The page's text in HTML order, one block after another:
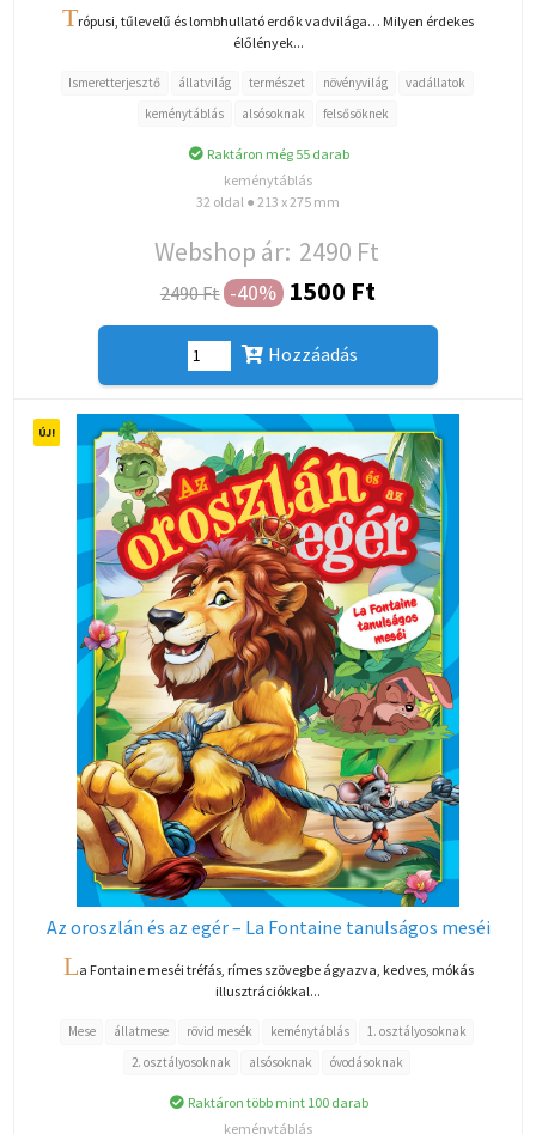
Trópusi, tűlevelű és lombhullató erdők vadvilága… Milyen érdekes
élőlények...
Ismeretterjesztő állatvilág természet növényvilág
vadállatok
keménytáblás
alsósoknak felsősöknek
Raktáron még 55 darab
keménytáblás
32 oldal ● 213 x 275 mm
Webshop ár: 2490 Ft
2490 Ft -40% 1500 Ft
Hozzáadás
Az oroszlán és az egér – La Fontaine tanulságos meséi
La Fontaine meséi tréfás, rímes szövegbe ágyazva, kedves, mókás
illusztrációkkal...
Mese állatmese rövid mesék keménytáblás
1. osztályosoknak
2. osztályosoknak
alsósoknak óvodásoknak
Raktáron több mint 100 darab
keménytáblás